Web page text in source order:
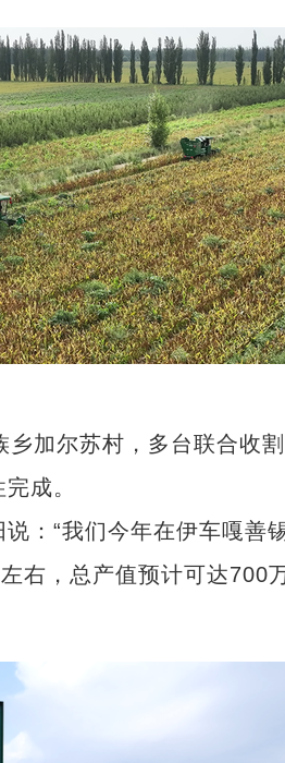
尔苏村，多台联合收割
成。
“我们今年在伊车嘎善
右，总产值预计可达700